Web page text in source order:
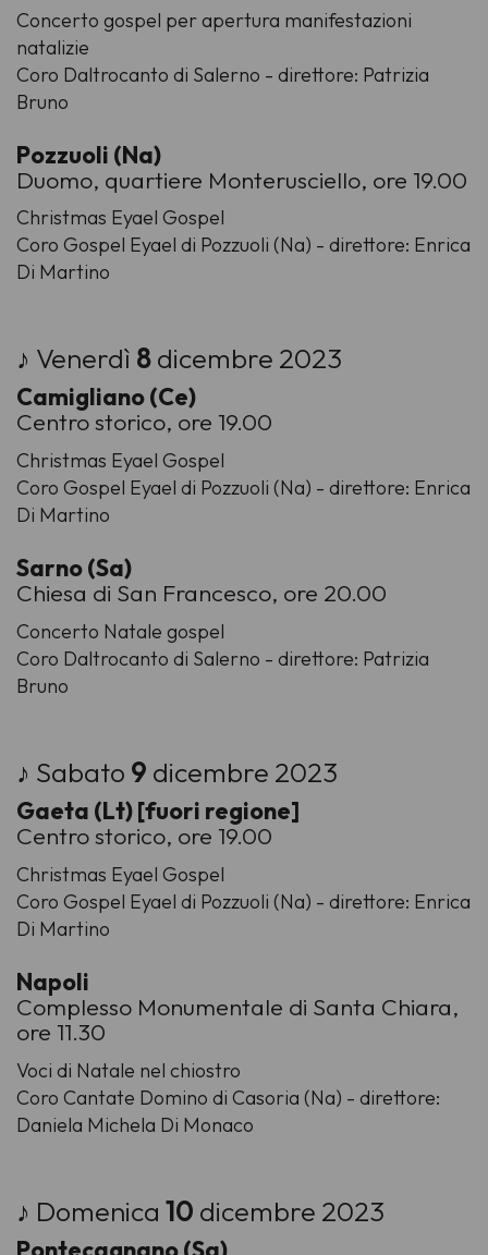
Concerto gospel per apertura manifestazioni
natalizie
Coro Daltrocanto di Salerno - direttore: Patrizia
Bruno
Pozzuoli (Na)
Duomo, quartiere Monterusciello, ore 19.00
Christmas Eyael Gospel
Coro Gospel Eyael di Pozzuoli (Na) - direttore: Enrica
Di Martino
♪ Venerdì 8dicembre 2023
Camigliano (Ce)
Centro storico, ore 19.00
Christmas Eyael Gospel
Coro Gospel Eyael di Pozzuoli (Na) - direttore: Enrica
Di Martino
Sarno (Sa)
Chiesa di San Francesco, ore 20.00
Concerto Natale gospel
Coro Daltrocanto di Salerno - direttore: Patrizia
Bruno
♪ Sabato 9 dicembre 2023
Gaeta (Lt) [fuori regione]
Centro storico, ore 19.00
Christmas Eyael Gospel
Coro Gospel Eyael di Pozzuoli (Na) - direttore: Enrica
Di Martino
Napoli
Complesso Monumentale di Santa Chiara,
ore 11.30
Voci di Natale nel chiostro
Coro Cantate Domino di Casoria (Na) - direttore:
Daniela Michela Di Monaco
♪ Domenica 10 dicembre 2023